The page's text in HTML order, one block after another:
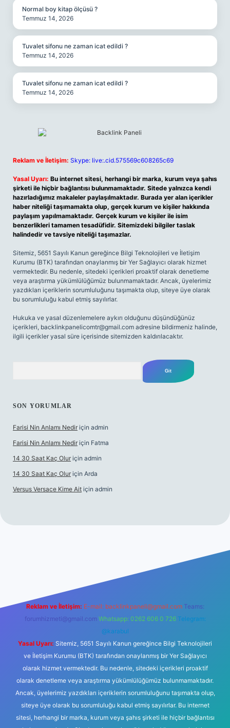
Normal boy kitap ölçüsü ?
Temmuz 14, 2026
Tuvalet sifonu ne zaman icat edildi ?
Temmuz 14, 2026
Tuvalet sifonu ne zaman icat edildi ?
Temmuz 14, 2026
Reklam ve İletişim: Skype: live:.cid.575569c608265c69
Yasal Uyarı: Bu internet sitesi, herhangi bir marka, kurum veya şahıs
şirketi ile hiçbir bağlantısı bulunmamaktadır. Sitede yalnızca kendi
hazırladığımız makaleler paylaşılmaktadır. Burada yer alan içerikler
haber niteliği taşımamakta olup, gerçek kurum ve kişiler hakkında
paylaşım yapılmamaktadır. Gerçek kurum ve kişiler ile isim
benzerlikleri tamamen tesadüfidir. Sitemizdeki bilgiler taslak
halindedir ve tavsiye niteliği taşımazlar.
Sitemiz, 5651 Sayılı Kanun gereğince Bilgi Teknolojileri ve İletişim
Kurumu (BTK) tarafından onaylanmış bir Yer Sağlayıcı olarak hizmet
vermektedir. Bu nedenle, sitedeki içerikleri proaktif olarak denetleme
veya araştırma yükümlülüğümüz bulunmamaktadır. Ancak, üyelerimiz
yazdıkları içeriklerin sorumluluğunu taşımakta olup, siteye üye olarak
bu sorumluluğu kabul etmiş sayılırlar.
Hukuka ve yasal düzenlemelere aykırı olduğunu düşündüğünüz
içerikleri, backlinkpanelicomtr@gmail.com adresine bildirmeniz halinde,
ilgili içerikler yasal süre içerisinde sitemizden kaldırılacaktır.
SON YORUMLAR
Farisi Nin Anlamı Nedir için admin
Farisi Nin Anlamı Nedir için Fatma
14 30 Saat Kaç Olur için admin
14 30 Saat Kaç Olur için Arda
Versus Versace Kime Ait için admin
Reklam ve İletişim: E-mail: backlinkpaneli@gmail.com Teams:
forumhizmeti@gmail.com Whatsapp: 0262 606 0 726 Telegram:
@karabul
Yasal Uyarı: Sitemiz, 5651 Sayılı Kanun gereğince Bilgi Teknolojileri
ve İletişim Kurumu (BTK) tarafından onaylanmış bir Yer Sağlayıcı
olarak hizmet vermektedir. Bu nedenle, sitedeki içerikleri proaktif
olarak denetleme veya araştırma yükümlülüğümüz bulunmamaktadır.
Ancak, üyelerimiz yazdıkları içeriklerin sorumluluğunu taşımakta olup,
siteye üye olarak bu sorumluluğu kabul etmiş sayılırlar. Bu internet
sitesi, herhangi bir marka, kurum veya şahıs şirketi ile hiçbir bağlantısı